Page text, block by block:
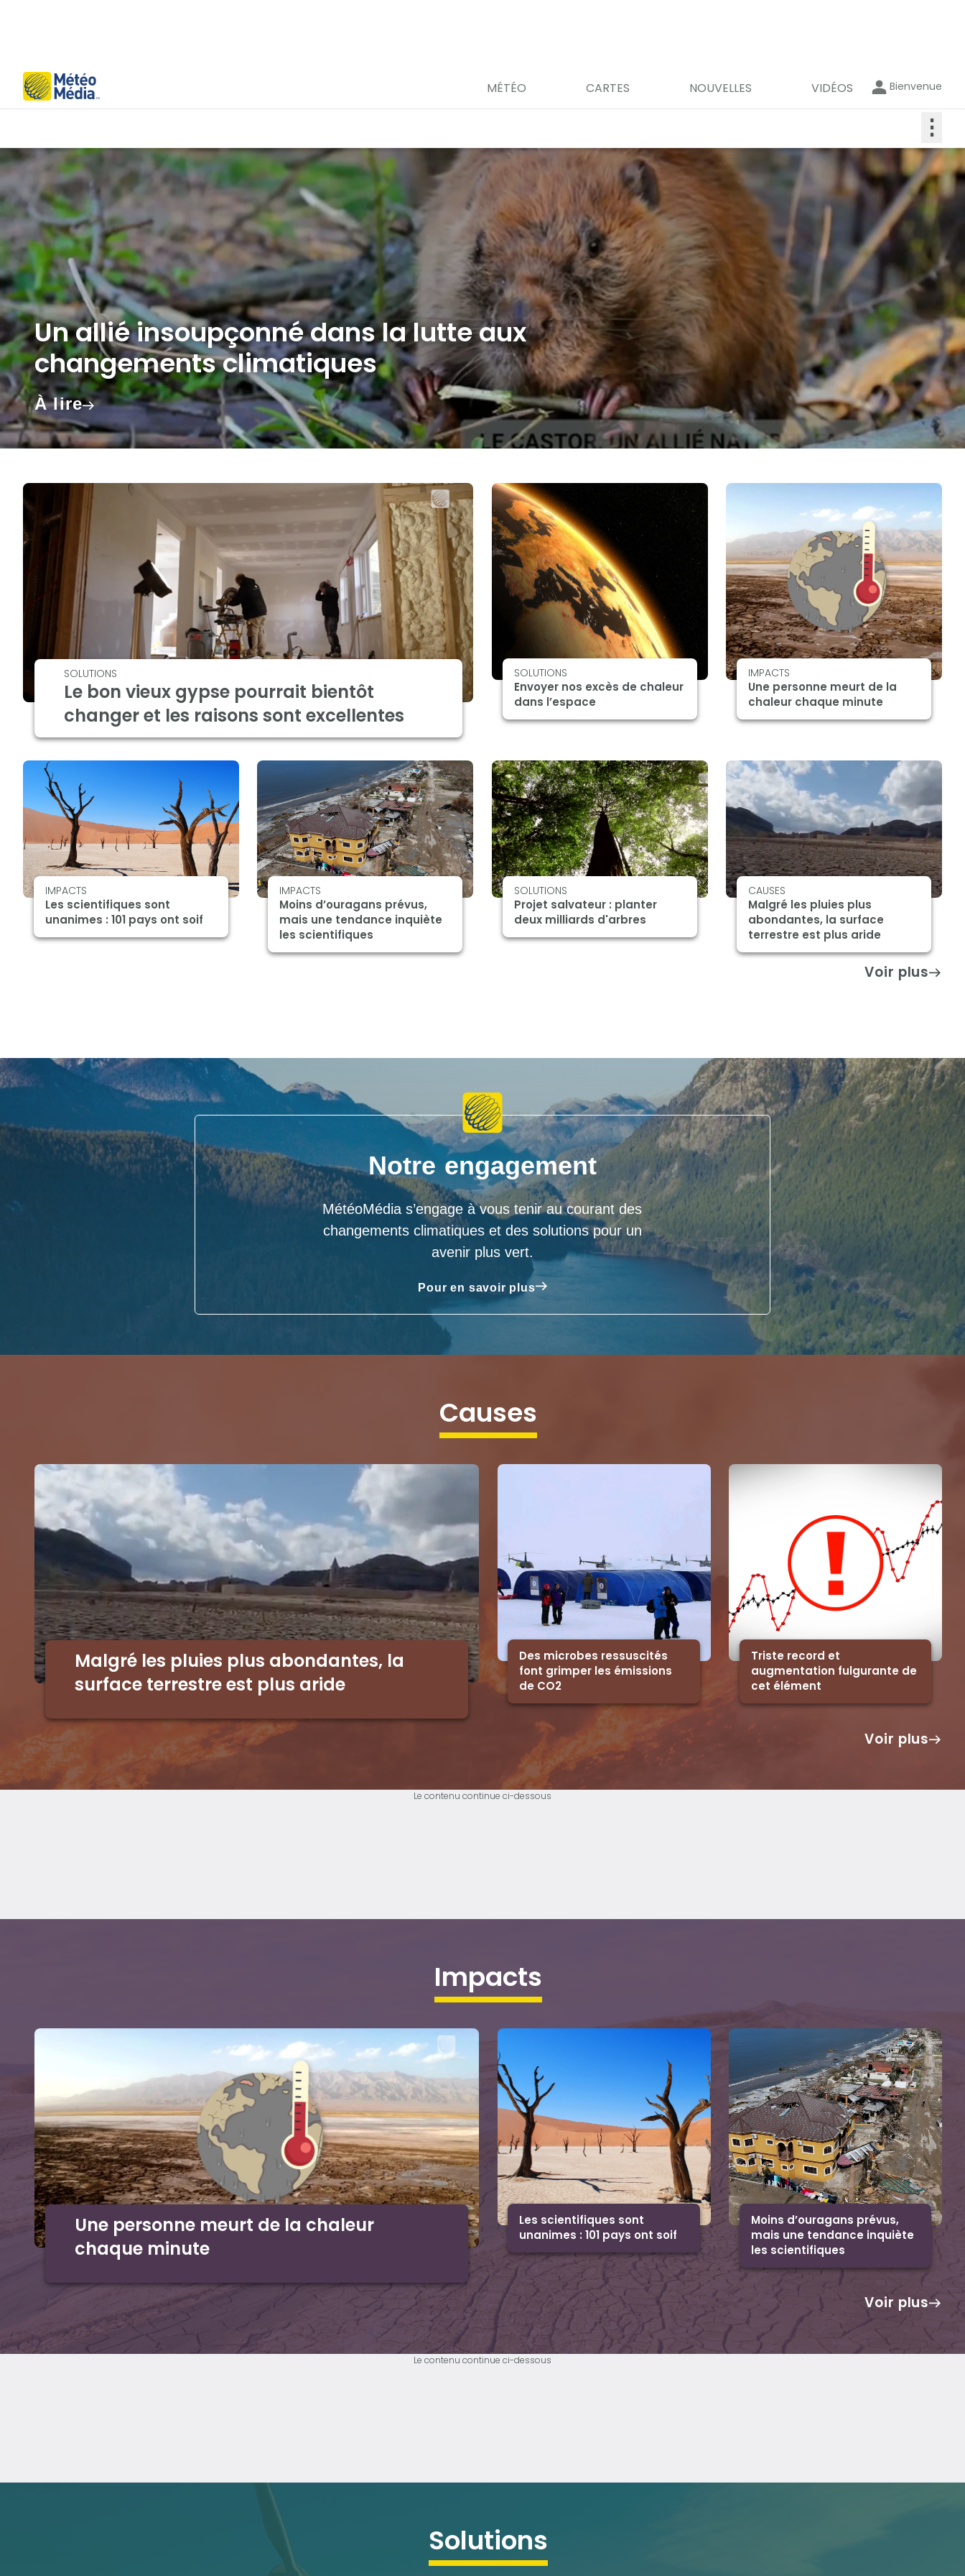
MÉTÉO CARTES NOUVELLES VIDÉOS Bienvenue
⋮
Un allié insoupçonné dans la lutte aux
changements climatiques
À lire
SOLUTIONS
Le bon vieux gypse pourrait bientôt
changer et les raisons sont excellentes
SOLUTIONS
Envoyer nos excès de chaleur
dans l’espace
IMPACTS
Une personne meurt de la
chaleur chaque minute
IMPACTS
Les scientifiques sont
unanimes : 101 pays ont soif
IMPACTS
Moins d’ouragans prévus,
mais une tendance inquiète
les scientifiques
SOLUTIONS
Projet salvateur : planter
deux milliards d'arbres
CAUSES
Malgré les pluies plus
abondantes, la surface
terrestre est plus aride
Voir plus
Notre engagement
MétéoMédia s’engage à vous tenir au courant des
changements climatiques et des solutions pour un
avenir plus vert.
Pour en savoir plus
causes
Malgré les pluies plus abondantes, la
surface terrestre est plus aride
Des microbes ressuscités
font grimper les émissions
de CO2
Triste record et
augmentation fulgurante de
cet élément
Voir plus
Le contenu continue ci-dessous
impacts
Une personne meurt de la chaleur
chaque minute
Les scientifiques sont
unanimes : 101 pays ont soif
Moins d’ouragans prévus,
mais une tendance inquiète
les scientifiques
Voir plus
Le contenu continue ci-dessous
solutions